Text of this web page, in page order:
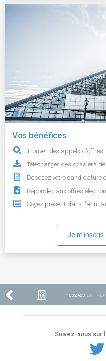
Vos bénéfices
Trouver des appels d'offres
Télécharger des dossiers
Déposez votre candidature
Répondez aux offres
Soyez présent dans
Je m'inscris
1 002 623
Suivez-nous sur